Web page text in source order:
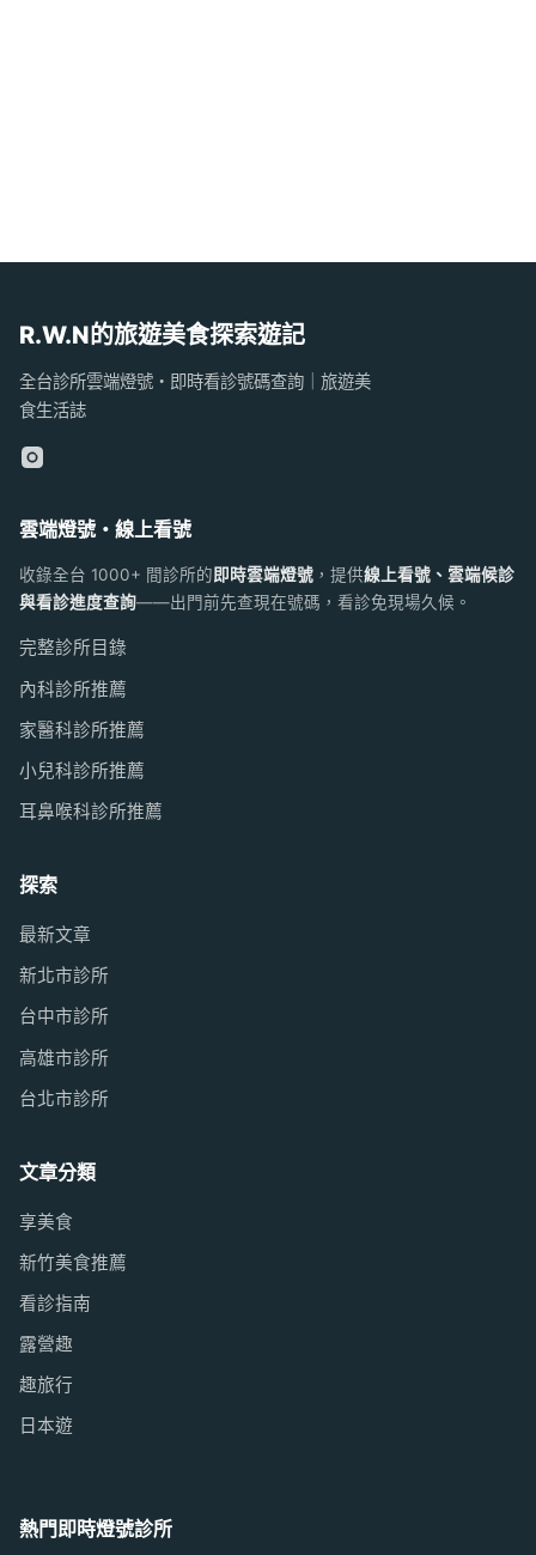
R.W.N的旅遊美食探索遊記
全台診所雲端燈號・即時看診號碼查詢｜旅遊美
食生活誌
雲端燈號・線上看號
收錄全台 1000+ 間診所的即時雲端燈號 ，提供線上看號、雲端候診
與看診進度查詢——出門前先查現在號碼，看診免現場久候。
完整診所目錄
內科診所推薦
家醫科診所推薦
小兒科診所推薦
耳鼻喉科診所推薦
探索
最新文章
新北市診所
台中市診所
高雄市診所
台北市診所
文章分類
享美食
新竹美食推薦
看診指南
露營趣
趣旅行
日本遊
熱門即時燈號診所